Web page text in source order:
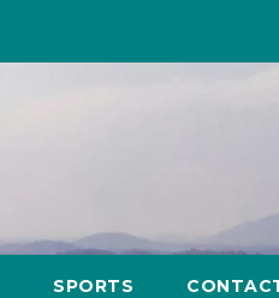
SPORTS